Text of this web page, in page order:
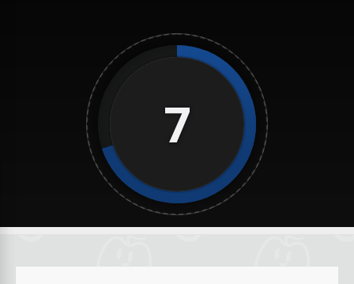
7